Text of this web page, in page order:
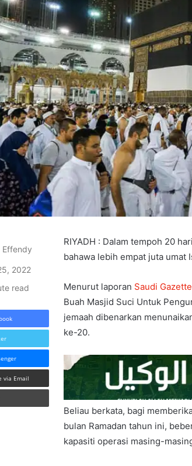
RIYADH : Dalam tempoh 20
bahawa lebih empat juta umat
Menurut laporan Saudi Gazette
Buah Masjid Suci Untuk
jemaah dibenarkan
ke-20.
Beliau berkata, bagi
bulan Ramadan tahun ini,
kapasiti operasi masing-
Effendy
2022
read
via Email